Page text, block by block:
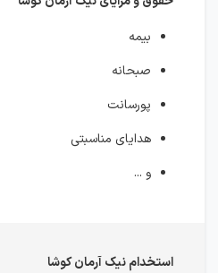
بیمه
صبحانه
پورسانت
هدایای مناسبتی
و ...
استخدام نیک آرمان کوشا